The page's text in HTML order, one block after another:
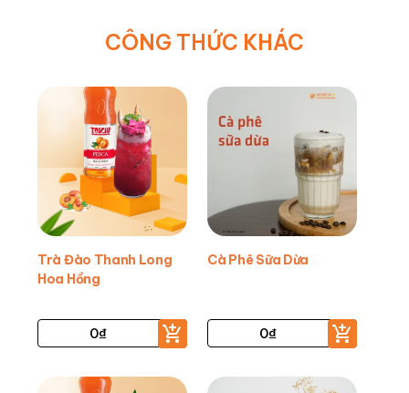
CÔNG THỨC KHÁC
Trà Đào Thanh Long
Hoa Hồng
0₫
Cà Phê Sữa Dừa
0₫